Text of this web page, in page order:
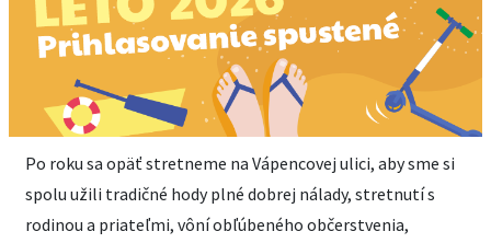
Po roku sa opäť stretneme na Vápencovej ulici, aby sme si
spolu užili tradičné hody plné dobrej nálady, stretnutí s
rodinou a priateľmi, vôní obľúbeného občerstvenia,